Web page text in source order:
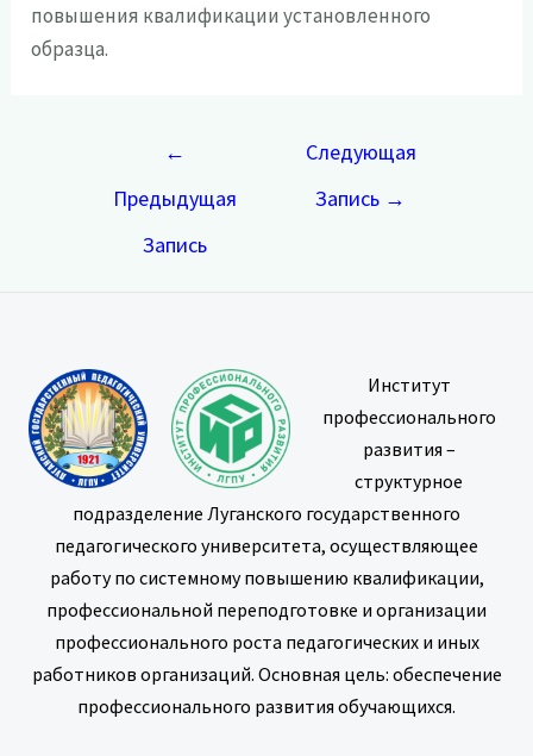
повышения квалификации установленного
образца.
записям
←
Предыдущая
Запись
Следующая
Запись →
Институт
профессионального
развития –
структурное
подразделение Луганского государственного
педагогического университета, осуществляющее
работу по системному повышению квалификации,
профессиональной переподготовке и организации
профессионального роста педагогических и иных
работников организаций. Основная цель: обеспечение
профессионального развития обучающихся.